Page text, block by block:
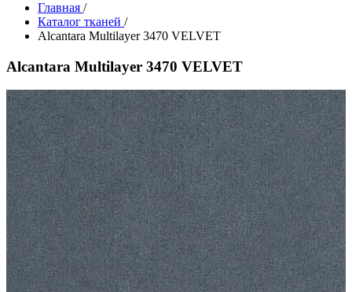
Главная /
Каталог тканей /
Alcantara Multilayer 3470 VELVET
Alcantara Multilayer 3470 VELVET